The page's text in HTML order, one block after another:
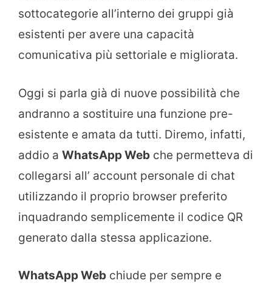
sottocategorie all’interno dei gruppi già
esistenti per avere una capacità
comunicativa più settoriale e migliorata.
Oggi si parla già di nuove possibilità che
andranno a sostituire una funzione pre-
esistente e amata da tutti. Diremo, infatti,
addio a WhatsApp Web che permetteva di
collegarsi all’ account personale di chat
utilizzando il proprio browser preferito
inquadrando semplicemente il codice QR
generato dalla stessa applicazione.
WhatsApp Web chiude per sempre e